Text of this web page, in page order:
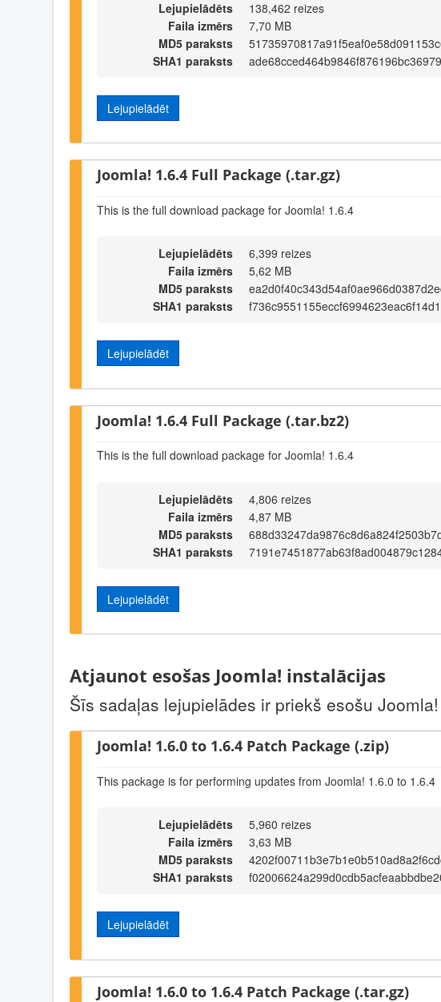
Lejupielādēts
138,462 reizes
Faila izmērs
7,70 MB
MD5 paraksts
SHA1 paraksts
Lejupielādēt
Joomla! 1.6.4 Full Package (.tar.gz)
This is the full download package for Joomla! 1.6.4
Lejupielādēts
6,399 reizes
Faila izmērs
5,62 MB
MD5 paraksts
SHA1 paraksts
Lejupielādēt
Joomla! 1.6.4 Full Package (.tar.bz2)
This is the full download package for Joomla! 1.6.4
Lejupielādēts
4,806 reizes
Faila izmērs
4,87 MB
MD5 paraksts
SHA1 paraksts
Lejupielādēt
Atjaunot esošas Joomla! instalācijas
Šīs sadaļas lejupielādes ir priekš esošu
Joomla! 1.6.0 to 1.6.4 Patch Package (.zip)
This package is for performing updates from Joomla! 1.6.0 to 1.6.4
Lejupielādēts
5,960 reizes
Faila izmērs
3,63 MB
MD5 paraksts
SHA1 paraksts
Lejupielādēt
Joomla! 1.6.0 to 1.6.4 Patch Package (.tar.gz)